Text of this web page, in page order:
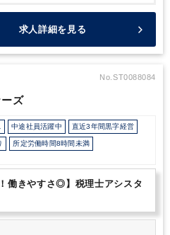
・介護・温浴・貸会議室等、グル
に提案し、売上をあげていかれて
営企画室にて増員の募集です。中
ためであり、同社ではなかなかで
も高い（92.3％）ため長期的に
求人詳細を見る
No.ST0088084
ズ
中途社員活躍中 直近3年間黒字経営
所定労働時間8時間未満
働きやすさ◎】税理士アシスタ